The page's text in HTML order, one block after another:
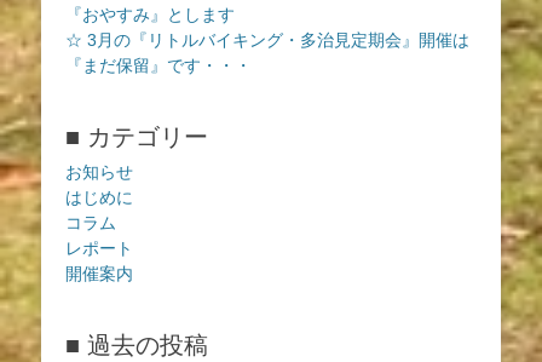
『おやすみ』とします
☆ 3月の『リトルバイキング・多治見定期会』開催は
『まだ保留』です・・・
■ カテゴリー
お知らせ
はじめに
コラム
レポート
開催案内
■ 過去の投稿